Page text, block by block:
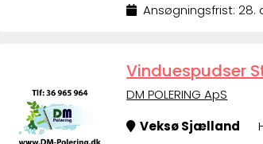
Ansøgningsfrist: 28.
Vinduespudser
DM POLERING ApS
Veksø Sjælland